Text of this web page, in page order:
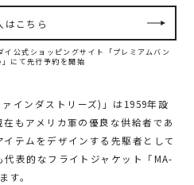
はこちら
公式ショッピングサイト「プレミアムバン
にて先行予約を開始
ァインダストリーズ)」は1959年設
もアメリカ軍の優良な供給者であ
テムをデザインする先駆者として
表的なフライトジャケット「MA-
す。